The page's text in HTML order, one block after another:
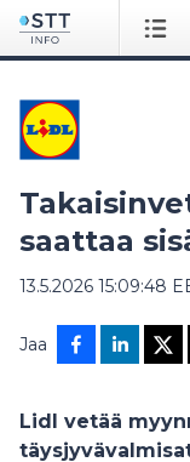
saattaa
13.5.2026 15:09:48
Jaa
Lidl vetää